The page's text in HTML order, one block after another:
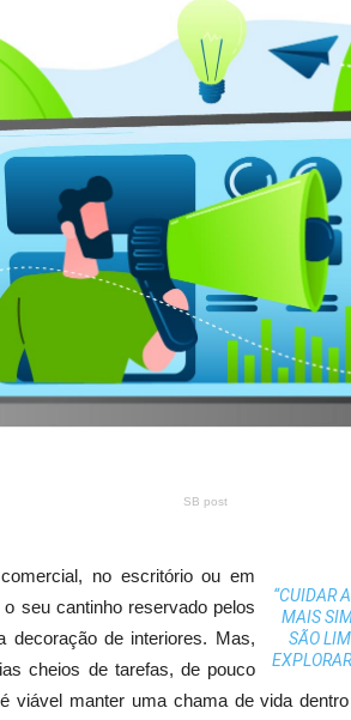
SB post
“CUIDAR
MAIS
SÃO
no escritório ou em
seu cantinho reservado pelos
decoração de interiores. Mas,
cheios de tarefas, de pouco
viável manter uma chama de vida